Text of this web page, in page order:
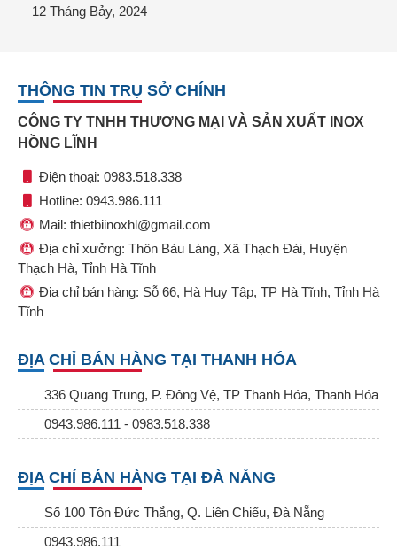
12 Tháng Bảy, 2024
THÔNG TIN TRỤ SỞ CHÍNH
CÔNG TY TNHH THƯƠNG MẠI VÀ SẢN XUẤT INOX
HỒNG LĨNH
Điện thoại: 0983.518.338
Hotline: 0943.986.111
Mail: thietbiinoxhl@gmail.com
Địa chỉ xưởng: Thôn Bàu Láng, Xã Thạch Đài, Huyện
Thạch Hà, Tỉnh Hà Tĩnh
Địa chỉ bán hàng: Sỗ 66, Hà Huy Tập, TP Hà Tĩnh, Tỉnh Hà
Tĩnh
ĐỊA CHỈ BÁN HÀNG TẠI THANH HÓA
336 Quang Trung, P. Đông Vệ, TP Thanh Hóa, Thanh Hóa
0943.986.111 - 0983.518.338
ĐỊA CHỈ BÁN HÀNG TẠI ĐÀ NẴNG
Số 100 Tôn Đức Thắng, Q. Liên Chiểu, Đà Nẵng
0943.986.111